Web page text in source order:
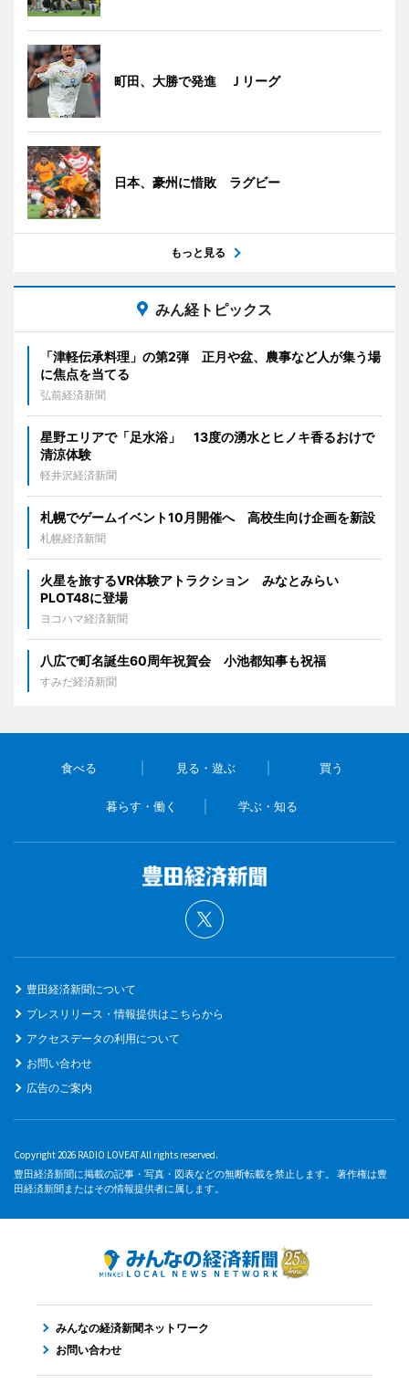
町田、大勝で発進 Ｊリーグ
日本、豪州に惜敗 ラグビー
もっと見る
みん経トピックス
「津軽伝承料理」の第2弾 正月や盆、農事など人が集う場
に焦点を当てる
弘前経済新聞
星野エリアで「足水浴」 13度の湧水とヒノキ香るおけで
清涼体験
軽井沢経済新聞
札幌でゲームイベント10月開催へ 高校生向け企画を新設
札幌経済新聞
火星を旅するVR体験アトラクション みなとみらい
PLOT48に登場
ヨコハマ経済新聞
八広で町名誕生60周年祝賀会 小池都知事も祝福
すみだ経済新聞
食べる 見る・遊ぶ 買う
暮らす・働く 学ぶ・知る
豊田経済新聞について
プレスリリース・情報提供はこちらから
アクセスデータの利用について
お問い合わせ
広告のご案内
Copyright 2026 RADIO LOVEAT All rights reserved.
豊田経済新聞に掲載の記事・写真・図表などの無断転載を禁止します。 著作権は豊
田経済新聞またはその情報提供者に属します。
みんなの経済新聞ネットワーク
お問い合わせ